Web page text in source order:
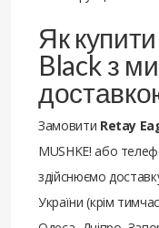
Як
Black з
Замовити Retay
MUSHKE! або
здійснюємо
України (крім